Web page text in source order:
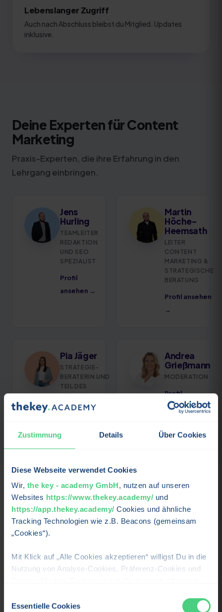
Zustimmung Details Über Cookies
Diese Webseite verwendet Cookies
Wir, the key - academy GmbH, nutzen auf unseren
Websites https://www.thekey.academy/ und
https://app.thekey.academy/ Cookies und ähnliche
Tracking Technologien wie z.B. Beacons (gemeinsam
„Cookies“).
Mit Klick auf „Alle Cookies akzeptieren“ willigst Du in die
Nutzung von Analyse-Cookies, Präferenz-Cookies und
oben beschriebenen Zwecken durch uns oder Dritte, wie
Essentielle Cookies
Lebenslanger Zugriff
Auch nach Abschluss bleibst du Mitglied. Updates
inklusive.
Deine Experten für Content
Marketing
Praxis-Experten, die ihre Erfahrung in den
Lehrgang einbringen.
Jens
Hurling
TEAMLEITER
REDAKTION
UND SEO
SPEZIALIST
Profil
ansehen →
Martin
Höche-
Heemsath
LEITER
CONTENT
MARKETING &
STRATEGISCHE
BERATUNG
Profil ansehen
→
Pia Jäger
STRATEGIE-
BERATERIN UND
TEIL DES
REDAKTIONSTEAMS
Profil ansehen →
Andrea
Grießmann
MODERATION
Profil
ansehen →
Karriere & Perspektiven
Wohin dich
Für wen ist der Lehrgang?
für ihre Rolle systematisch aufbauen wollen.